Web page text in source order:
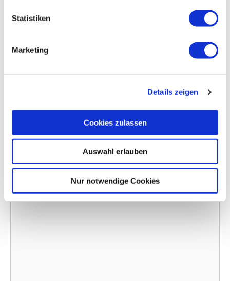
Statistiken
Marketing
Details zeigen
Cookies zulassen
Auswahl erlauben
Nur notwendige Cookies
Ohne Corona-Beschränkungen purzelten beim
diesjährigen 24-Stunden-Lauf die Bestmarken
aus der Vergangenheit. Mit großer ...
Mehr lesen